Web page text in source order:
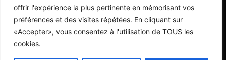
offrir l'expérience la plus pertinente en mémorisant vos
préférences et des visites répétées. En cliquant sur
«Accepter», vous consentez à l'utilisation de TOUS les
cookies.
Contactez Nos Rédactions Mentions Légales